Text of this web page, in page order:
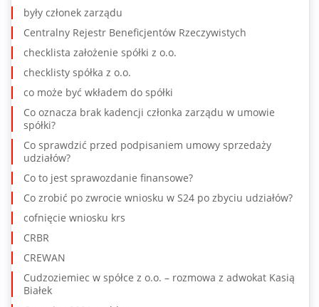
były członek zarządu
Centralny Rejestr Beneficjentów Rzeczywistych
checklista założenie spółki z o.o.
checklisty spółka z o.o.
co może być wkładem do spółki
Co oznacza brak kadencji członka zarządu w umowie
spółki?
Co sprawdzić przed podpisaniem umowy sprzedaży
udziałów?
Co to jest sprawozdanie finansowe?
Co zrobić po zwrocie wniosku w S24 po zbyciu udziałów?
cofnięcie wniosku krs
CRBR
CREWAN
Cudzoziemiec w spółce z o.o. – rozmowa z adwokat Kasią
Białek